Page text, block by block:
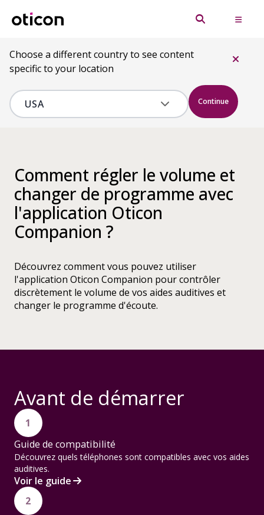
Choose a different country to see content
specific to your location
Continue
Comment régler le volume et
changer de programme avec
l'application Oticon
Companion ?
Découvrez comment vous pouvez utiliser
l'application Oticon Companion pour contrôler
discrètement le volume de vos aides auditives et
changer le programme d'écoute.
Avant de démarrer
1
Guide de compatibilité
Découvrez quels téléphones sont compatibles avec vos aides
auditives.
Voir le guide
2